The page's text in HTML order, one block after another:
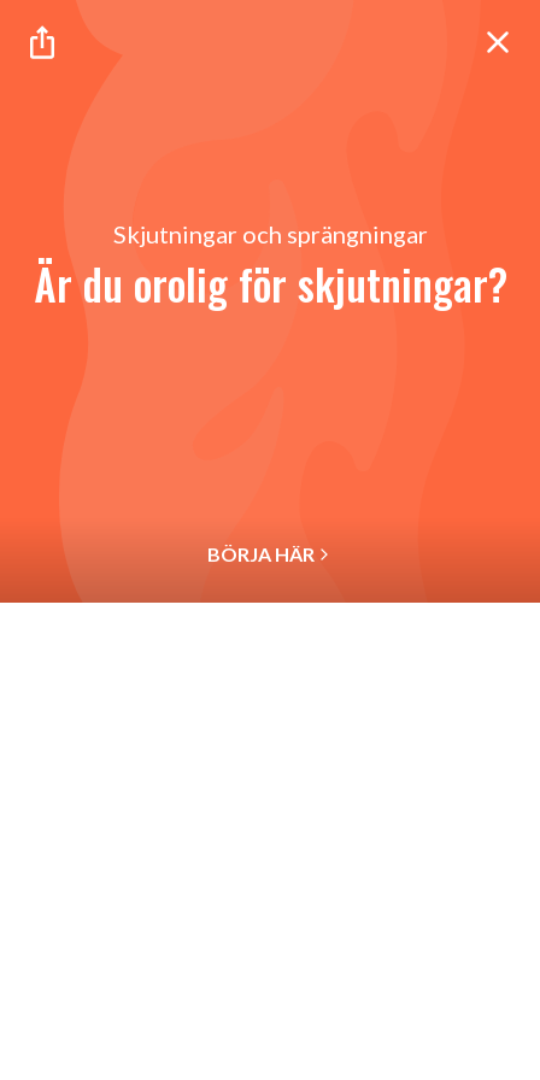
Skjutningar och sprängningar
Är du orolig för skjutningar?
BÖRJA HÄR